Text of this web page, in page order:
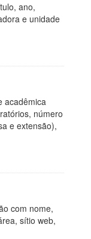
ano,
e unidade
acadêmica
número
e extensão),
com nome,
sítio web,